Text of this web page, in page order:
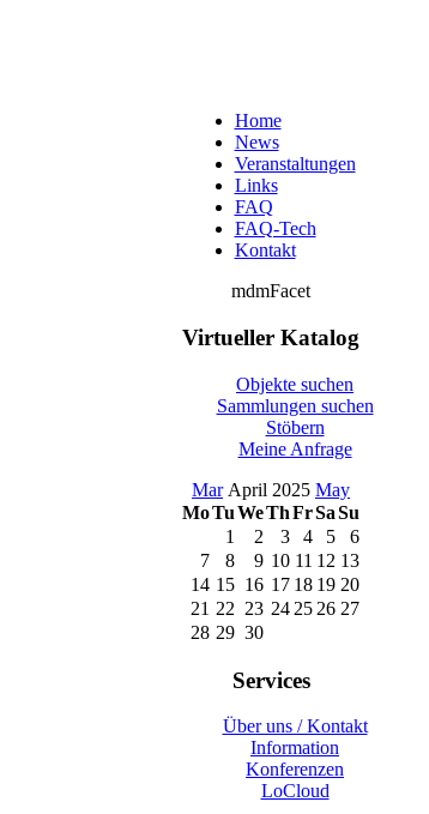
Home
News
Veranstaltungen
Links
FAQ
FAQ-Tech
Kontakt
mdmFacet
Virtueller Katalog
Objekte suchen
Sammlungen suchen
Stöbern
Meine Anfrage
MarApril 2025 May
MoTuWeThFrSaSu
1
2 3 4 5
6
7
8 9 10 11 12 13
14 15 16 17 18 19 20
21 22 23 24 25 26 27
28 29 30
Services
Über uns / Kontakt
Information
Konferenzen
LoCloud